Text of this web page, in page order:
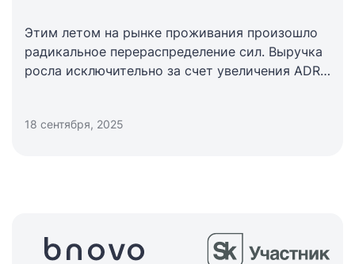
Этим летом на рынке проживания произошло
радикальное перераспределение сил. Выручка
росла исключительно за счет увеличения ADR,
снизились. Турист стал более спонтанным,
18 сентября, 2025